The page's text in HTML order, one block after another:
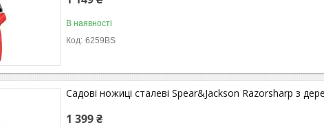
В наявності
6259BS
Садові ножиці сталеві Spear&Jackson Razorsharp з
1 399 ₴